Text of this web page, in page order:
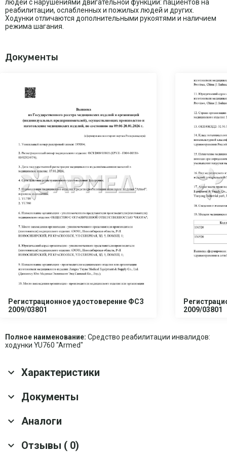
людей с нарушениями двигательной функции: пациентов на
реабилитации, ослабленных и пожилых людей и других.
Ходунки отличаются дополнительными рукоятями и наличием
режима шагания.
Документы
Регистрационное удостоверение ФСЗ
2009/03801
2009/03801
Полное наименование: Средство реабилитации инвалидов:
ходунки YU760 "Armed"
Характеристики
Основные характеристики
Оснащение
Регулировка высоты
Документы
Скачать все документы
Аналоги
Ходунки инвалидные Армед KR913L 2
Отзывы ( 0)